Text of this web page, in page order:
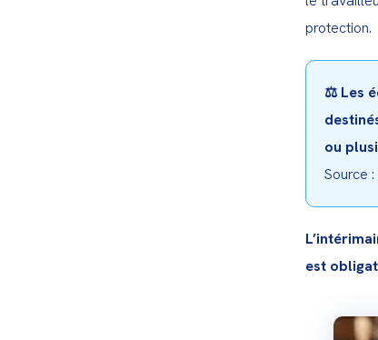
protection.
⚖️ Les
ou
Source
est